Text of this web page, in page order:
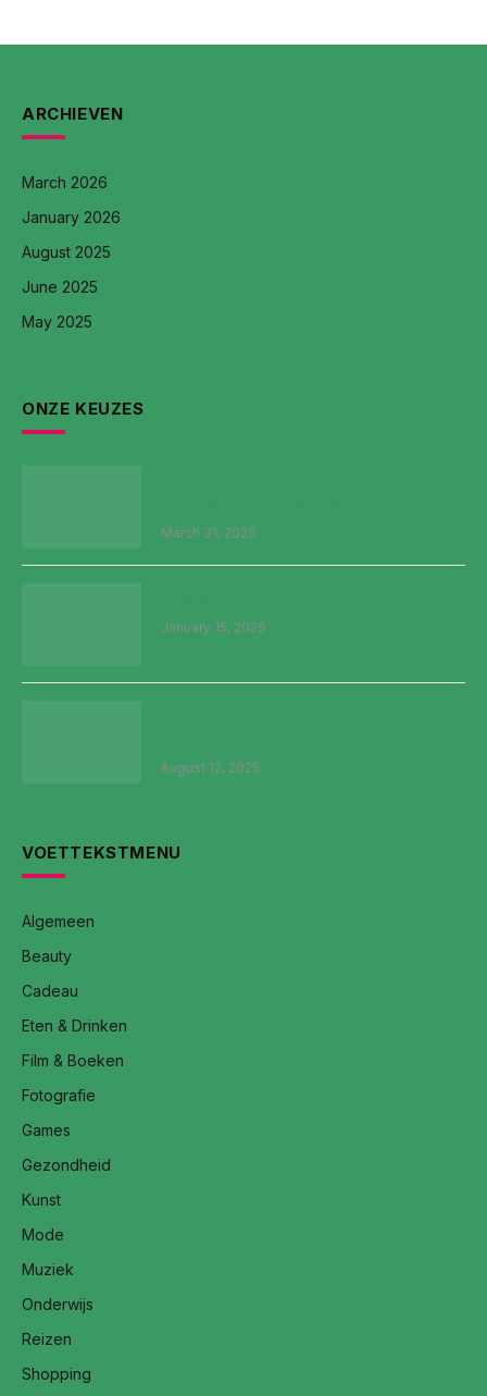
ARCHIEVEN
March 2026
January 2026
August 2025
June 2025
May 2025
ONZE KEUZES
March 31, 2026
January 15, 2026
August 12, 2025
VOETTEKSTMENU
Algemeen
Beauty
Cadeau
Eten & Drinken
Film & Boeken
Fotografie
Games
Gezondheid
Kunst
Mode
Muziek
Onderwijs
Reizen
Shopping